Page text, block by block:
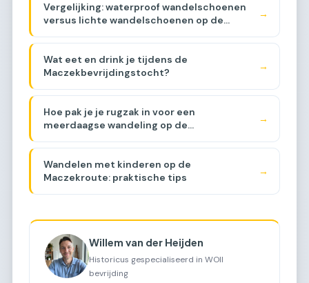
Vergelijking: waterproof wandelschoenen
versus lichte wandelschoenen op de
→
Wat eet en drink je tijdens de
Maczekbevrijdingstocht?
→
Hoe pak je je rugzak in voor een
meerdaagse wandeling op de
→
Wandelen met kinderen op de
Maczekroute: praktische tips
→
Willem van der Heijden
Historicus gespecialiseerd in WOII
bevrijding